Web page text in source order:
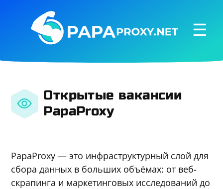
☰
Открытые вакансии
PapaProxy
PapaProxy — это инфраструктурный слой для
сбора данных в больших объёмах: от веб-
скрапинга и маркетинговых исследований до